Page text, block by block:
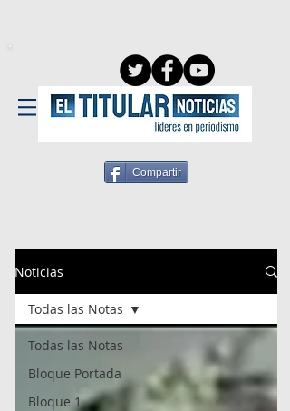
Compartir
Noticias
Todas las Notas
Bloque Portada
Bloque 1
Todas las Notas